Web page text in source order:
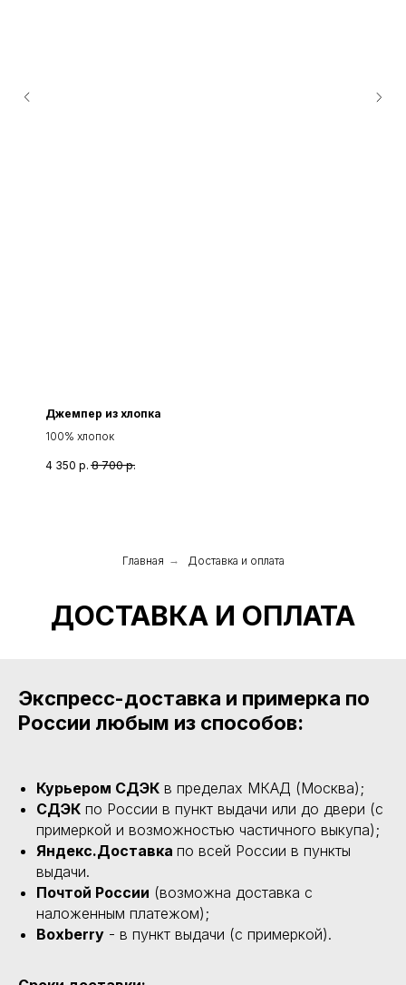
Джемпер из хлопка
100% хлопок
4 350 р. 8 700 р.
Главная → Доставка и оплата
ДОСТАВКА И ОПЛАТА
Экспресс-доставка и примерка по
России любым из способов:
Курьером СДЭК в пределах МКАД (Москва);
СДЭК по России в пункт выдачи или до двери (с
примеркой и возможностью частичного выкупа);
Яндекс.Доставка по всей России в пункты
выдачи.
Почтой России (возможна доставка с
наложенным платежом);
Boxberry - в пункт выдачи (с примеркой).